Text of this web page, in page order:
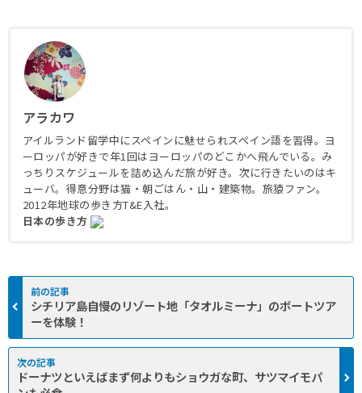
アラカワ
アイルランド留学中にスペインに魅せられスペイン語を習得。ヨ
ーロッパが好きで年1回はヨーロッパのどこかへ飛んでいる。み
っちりスケジュールを詰め込んだ旅が好き。次に行きたいのはキ
ューバ。得意分野は猫・朝ごはん・山・建築物。旅猿ファン。
2012年地球の歩き方T&E入社。
日本の歩き方
シチリア島自慢のリゾート地「タオルミーナ」のボートツア
ーを体験！
ドーナツといえばまず何よりもショウガな町、サツマイモパ